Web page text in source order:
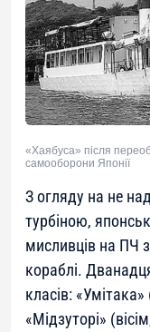
«Хаябуса» після
самооборони Японії
З огляду на не
турбіною,
мисливців на ПЧ
кораблі.
класів:
«Мідзуторі»